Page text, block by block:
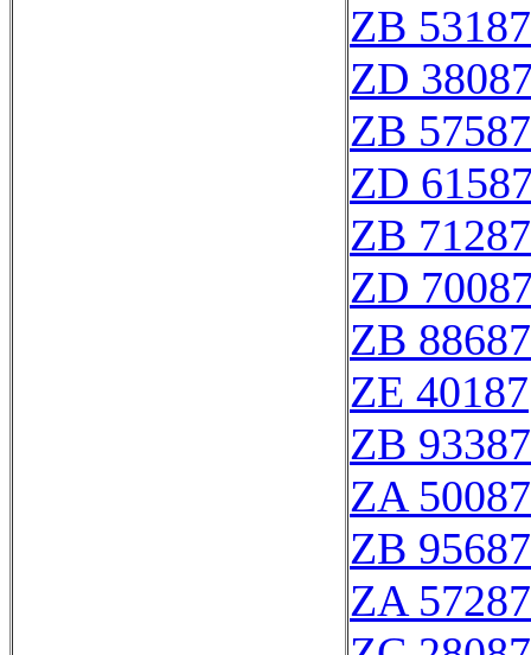
ZB 53187
ZD
ZB 57587
ZD
ZB 71287
ZD
ZB 88687
ZE 40187
ZB 93387
ZA 50087
ZB 95687
ZA 57287